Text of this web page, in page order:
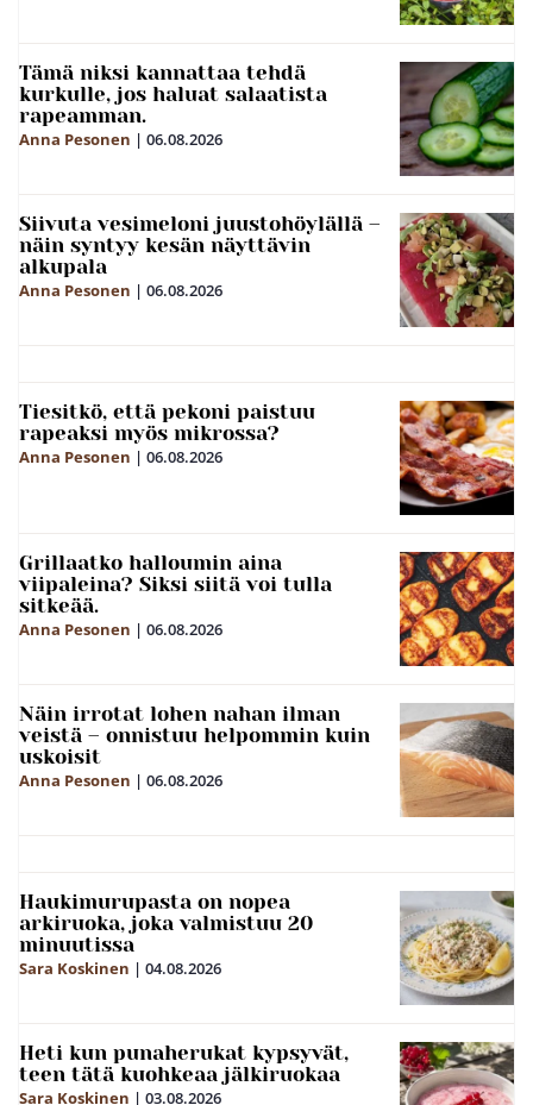
Tämä niksi kannattaa tehdä
kurkulle, jos haluat salaatista
rapeamman.
Anna Pesonen | 06.08.2026
Siivuta vesimeloni juustohöylällä –
näin syntyy kesän näyttävin
alkupala
Anna Pesonen | 06.08.2026
Tiesitkö, että pekoni paistuu
rapeaksi myös mikrossa?
Anna Pesonen | 06.08.2026
Grillaatko halloumin aina
viipaleina? Siksi siitä voi tulla
sitkeää.
Anna Pesonen | 06.08.2026
Näin irrotat lohen nahan ilman
veistä – onnistuu helpommin kuin
uskoisit
Anna Pesonen | 06.08.2026
Haukimurupasta on nopea
arkiruoka, joka valmistuu 20
minuutissa
Sara Koskinen | 04.08.2026
Heti kun punaherukat kypsyvät,
teen tätä kuohkeaa jälkiruokaa
Sara Koskinen | 03.08.2026